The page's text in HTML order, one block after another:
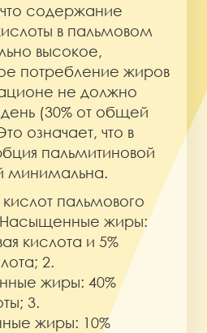
содержание
в пальмовом
высокое,
потребление жиров
не должно
(30% от общей
означает, что в
пальмитиновой
минимальна.
пальмового
Насыщенные жиры:
кислота и 5%
2.
жиры: 40%
3.
жиры: 10%